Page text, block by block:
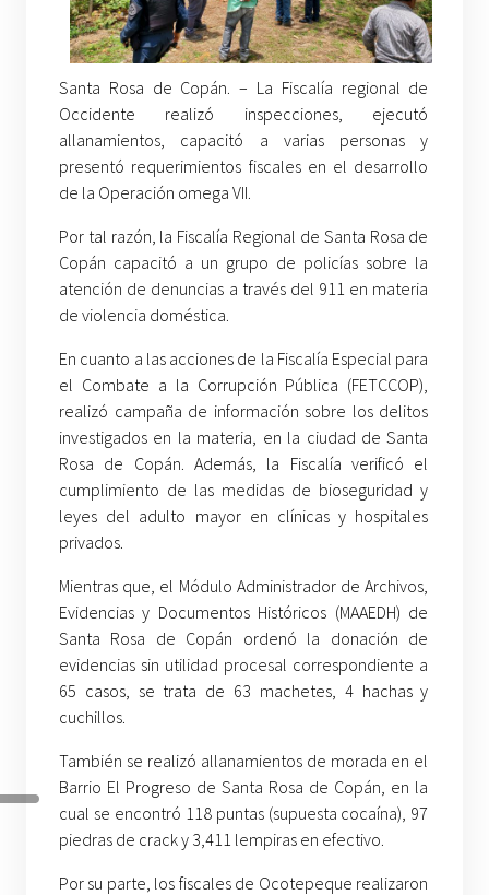
Santa Rosa de Copán. – La Fiscalía regional de
Occidente realizó inspecciones, ejecutó
allanamientos, capacitó a varias personas y
presentó requerimientos fiscales en el desarrollo
de la Operación omega VII.
Por tal razón, la Fiscalía Regional de Santa Rosa de
Copán capacitó a un grupo de policías sobre la
atención de denuncias a través del 911 en materia
de violencia doméstica.
En cuanto a las acciones de la Fiscalía Especial para
el Combate a la Corrupción Pública (FETCCOP),
realizó campaña de información sobre los delitos
investigados en la materia, en la ciudad de Santa
Rosa de Copán.Además, la Fiscalía verificó el
cumplimiento de las medidas de bioseguridad y
leyes del adulto mayor en clínicas y hospitales
privados.
Mientras que, el Módulo Administrador de Archivos,
Evidencias y Documentos Históricos (MAAEDH) de
Santa Rosa de Copán ordenó la donación de
evidencias sin utilidad procesal correspondiente a
65 casos, se trata de 63 machetes, 4 hachas y
cuchillos.
También se realizó allanamientos de morada en el
Barrio El Progreso de Santa Rosa de Copán, en la
cual se encontró 118 puntas (supuesta cocaína), 97
piedras de crack y 3,411 lempiras en efectivo.
Por su parte, los fiscales de Ocotepeque realizaron